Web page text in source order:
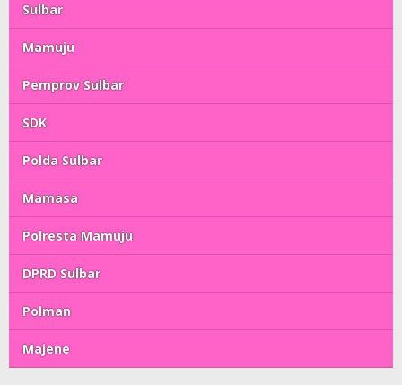
Sulbar
Mamuju
Pemprov Sulbar
SDK
Polda Sulbar
Mamasa
Polresta Mamuju
DPRD Sulbar
Polman
Majene